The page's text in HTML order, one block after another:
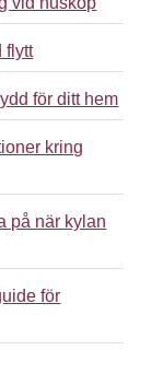
flytt
för ditt hem
kring
på när kylan
för